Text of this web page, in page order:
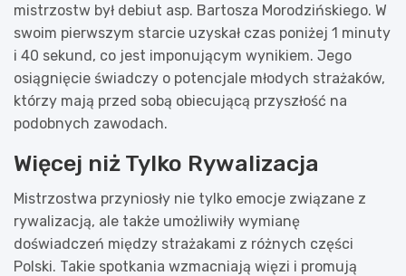
mistrzostw był debiut asp. Bartosza Morodzińskiego. W
swoim pierwszym starcie uzyskał czas poniżej 1 minuty
i 40 sekund, co jest imponującym wynikiem. Jego
osiągnięcie świadczy o potencjale młodych strażaków,
którzy mają przed sobą obiecującą przyszłość na
podobnych zawodach.
Więcej niż Tylko Rywalizacja
Mistrzostwa przyniosły nie tylko emocje związane z
rywalizacją, ale także umożliwiły wymianę
doświadczeń między strażakami z różnych części
Polski. Takie spotkania wzmacniają więzi i promują